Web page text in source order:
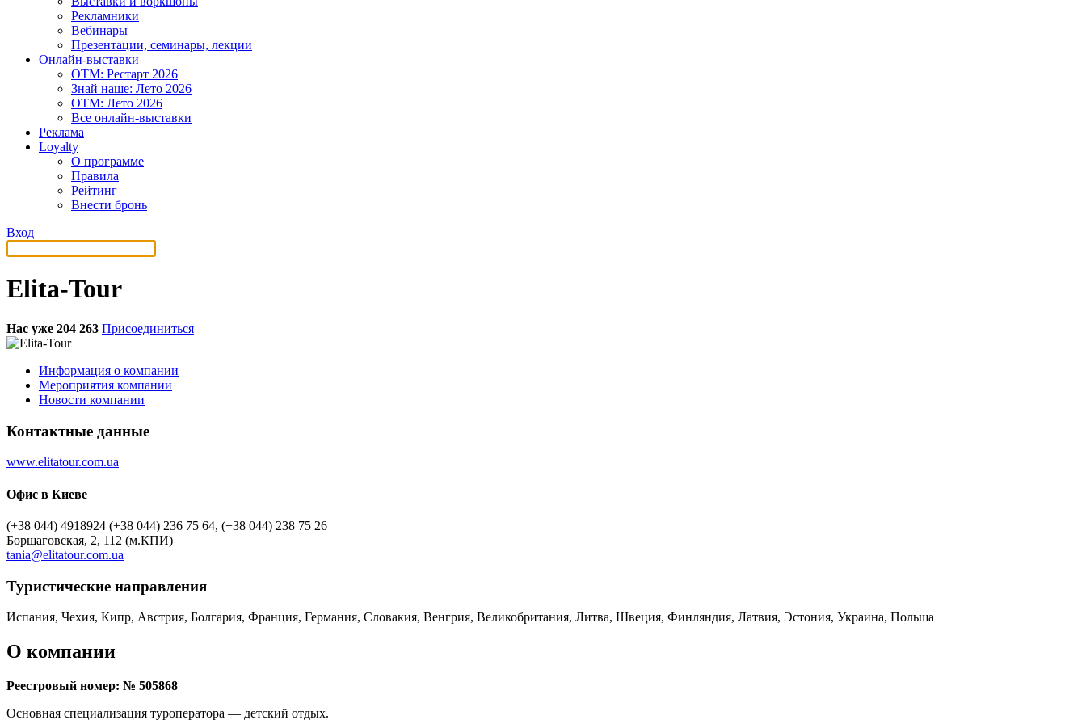
Рекламники
Вебинары
Презентации, семинары, лекции
Онлайн-выставки
OTM: Рестарт 2026
Знай наше: Лето 2026
OTM: Лето 2026
Все онлайн-выставки
Реклама
Loyalty
О программе
Правила
Рейтинг
Внести бронь
Вход
Elita-Tour
Нас уже 204 263 Присоединиться
Информация о компании
Мероприятия компании
Новости компании
Контактные данные
www.elitatour.com.ua
Офис в Киеве
(+38 044) 4918924 (+38 044) 236 75 64, (+38 044) 238 75 26
Борщаговская, 2, 112 (м.КПИ)
tania@elitatour.com.ua
Туристическиe направления
Испания, Чехия, Кипр, Австрия, Болгария, Франция, Германия, Словакия, Венгрия, Великобритания, Литва, Швеция, Финляндия, Латвия, Эстония, Украина, Польша
О компании
Реестровый номер: № 505868
Основная специализация туроператора — детский отдых.